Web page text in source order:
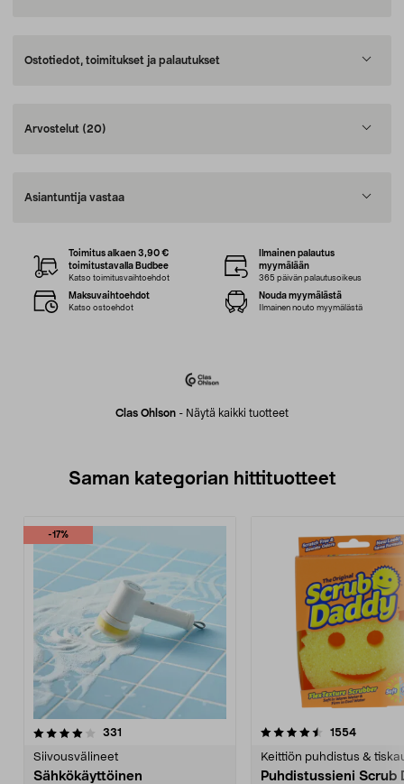
Ostotiedot, toimitukset ja palautukset
Arvostelut (20)
Asiantuntija vastaa
Clas Ohlson - Näytä kaikki tuotteet
Toimitus alkaen 3,90 €
toimitustavalla Budbee
Katso toimitusvaihtoehdot
Ilmainen palautus
myymälään
365 päivän palautusoikeus
Maksuvaihtoehdot
Katso ostoehdot
Nouda myymälästä
Ilmainen nouto myymälästä
Saman kategorian hittituotteet
-17%
331
Siivousvälineet
Sähkökäyttöinen
4.5 viidestä
1554
Keittiön puhdistus &
Puhdistussieni Scrub
4.5 viidestä